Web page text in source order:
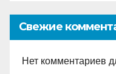
Свежие
Нет комментариев